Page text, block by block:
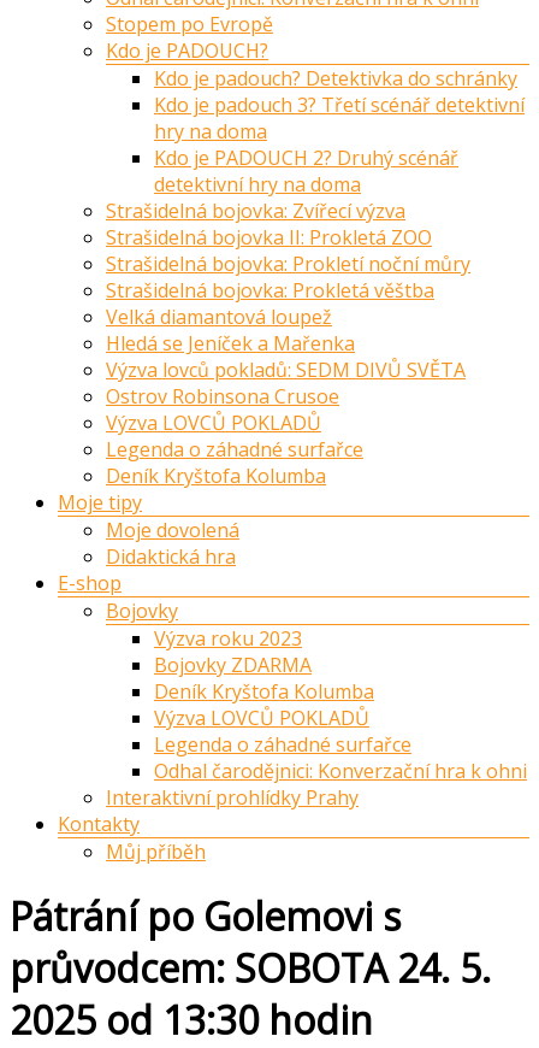
Stopem po Evropě
Kdo je PADOUCH?
Kdo je padouch? Detektivka do schránky
Kdo je padouch 3? Třetí scénář detektivní
hry na doma
Kdo je PADOUCH 2? Druhý scénář
detektivní hry na doma
Strašidelná bojovka: Zvířecí výzva
Strašidelná bojovka II: Prokletá ZOO
Strašidelná bojovka: Prokletí noční můry
Strašidelná bojovka: Prokletá věštba
Velká diamantová loupež
Hledá se Jeníček a Mařenka
Výzva lovců pokladů: SEDM DIVŮ SVĚTA
Ostrov Robinsona Crusoe
Výzva LOVCŮ POKLADŮ
Legenda o záhadné surfařce
Deník Kryštofa Kolumba
Moje tipy
Moje dovolená
Didaktická hra
E-shop
Bojovky
Výzva roku 2023
Bojovky ZDARMA
Deník Kryštofa Kolumba
Výzva LOVCŮ POKLADŮ
Legenda o záhadné surfařce
Odhal čarodějnici: Konverzační hra k ohni
Interaktivní prohlídky Prahy
Kontakty
Můj příběh
Pátrání po Golemovi s
průvodcem: SOBOTA 24. 5.
2025 od 13:30 hodin